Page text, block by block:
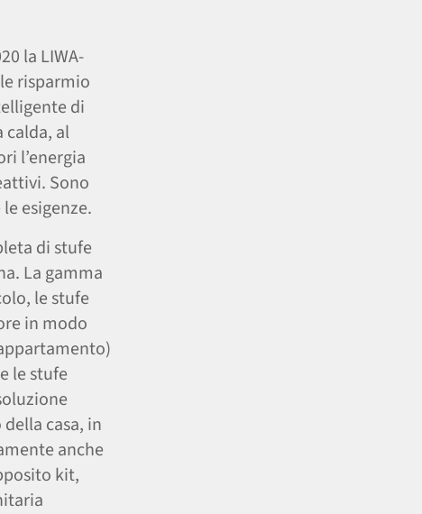
la LIWA-
risparmio
di
calda, al
l’energia
Sono
esigenze.
di stufe
La gamma
le stufe
in modo
le stufe
casa, in
anche
kit,